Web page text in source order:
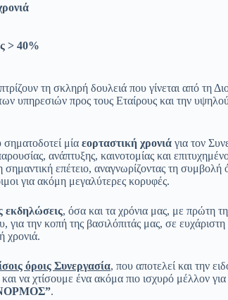
> 40%
τη σκληρή δουλειά που γίνεται από τη
υπηρεσιών προς τους Εταίρους και την
μία εορταστική χρονιά για τον
ανάπτυξης, καινοτομίας και
σημαντική επέτειο, αναγνωρίζοντας τη
για ακόμη μεγαλύτερες κορυφές.
εκδηλώσεις, όσα και τα χρόνια μας, με πρώτη τη
την κοπή της βασιλόπιτάς μας, σε
χρονιά.
όροις Συνεργασία, που αποτελεί και την
και να χτίσουμε ένα ακόμα πιο ισχυρό μέλλον
.